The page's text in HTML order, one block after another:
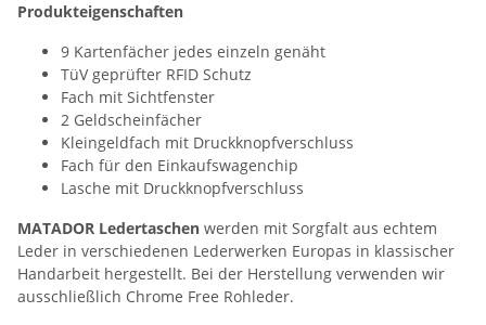
Produkteigenschaften
9 Kartenfächer jedes einzeln genäht
TüV geprüfter RFID Schutz
Fach mit Sichtfenster
2 Geldscheinfächer
Kleingeldfach mit Druckknopfverschluss
Fach für den Einkaufswagenchip
Lasche mit Druckknopfverschluss
MATADOR Ledertaschen werden mit Sorgfalt aus echtem
Leder in verschiedenen Lederwerken Europas in klassischer
Handarbeit hergestellt. Bei der Herstellung verwenden wir
ausschließlich Chrome Free Rohleder.